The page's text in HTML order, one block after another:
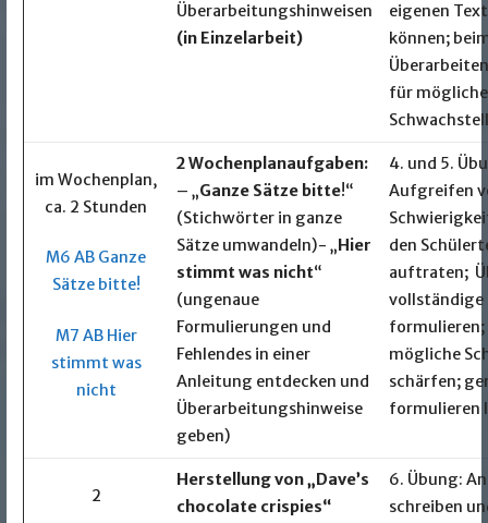
Überarbeitungshinweisen
(in Einzelarbeit)
eigenen
können;
für mögliche
im Wochenplan,
ca. 2 Stunden
M6 AB Ganze
Sätze bitte!
M7 AB Hier
stimmt was
nicht
2 Wochenplanaufgaben:
– „Ganze Sätze bitte!“
(Stichwörter in ganze
Sätze umwandeln)- „Hier
stimmt was nicht“
(ungenaue
Formulierungen und
Fehlendes in einer
Anleitung entdecken und
Überarbeitungshinweise
geben)
4. und 5.
Aufgreifen
den
auftraten;
vollständige
formulieren;
mögliche
schärfen;
formulieren
2
Herstellung von „Dave’s
chocolate crispies“
6. Übung:
schreiben